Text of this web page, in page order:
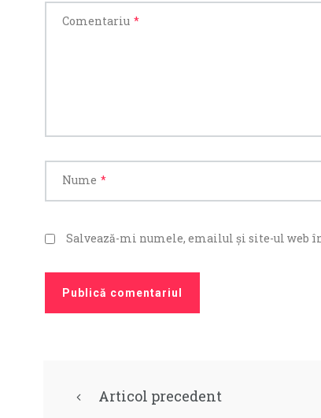
Comentariu *
Nume *
Salvează-mi numele, emailul și site-ul web
Articol precedent